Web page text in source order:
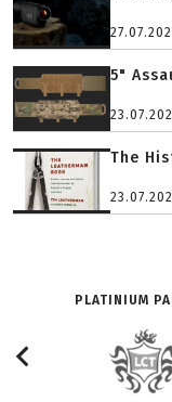
5"
The
PLATINIUM